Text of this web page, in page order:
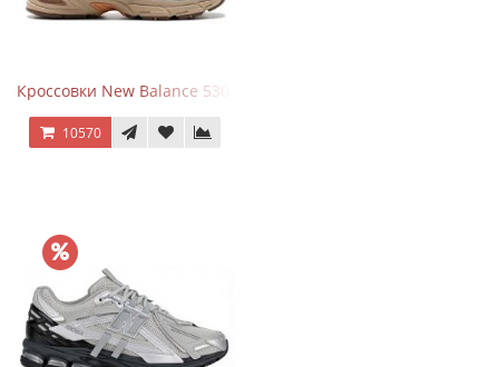
Кроссовки New Balance 530 x Niko and... Off White
10570